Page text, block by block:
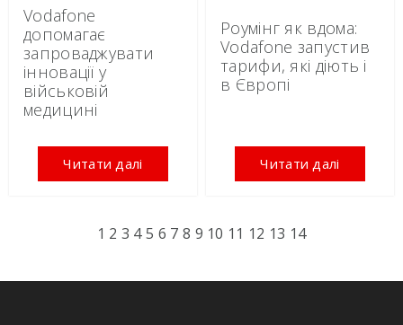
Vodafone
допомагає
запроваджувати
інновації у
військовій
медицині
Читати далі
Роумінг як вдома:
Vodafone запустив
тарифи, які діють і
в Європі
Читати далі
1 2 3 45 6 7 8 9 10 11 12 13 14